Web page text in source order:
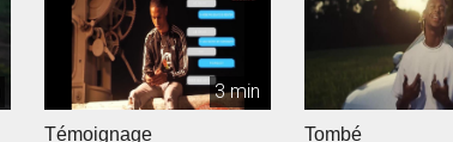
3 min
Témoignage Tombé